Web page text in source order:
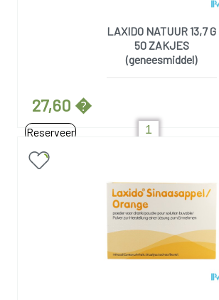
LAXIDO NATUUR 13,7 G
50 ZAKJES
(geneesmiddel)
27,60 �
Reserveer